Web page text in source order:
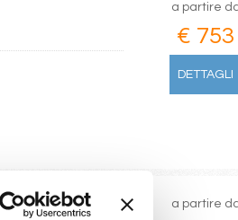
a partire
€ 753
DETTAGLI
a partire